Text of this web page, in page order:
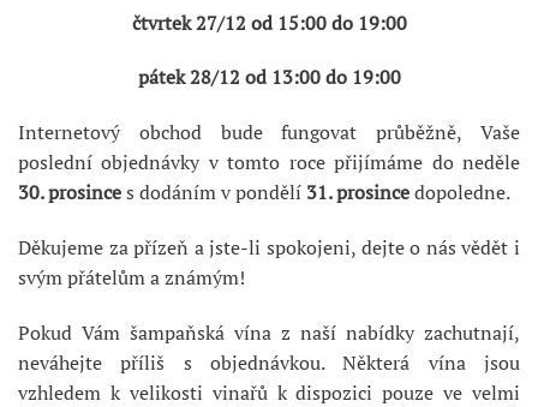
čtvrtek 27/12 od 15:00 do 19:00
pátek 28/12 od 13:00 do 19:00
Internetový obchod bude fungovat průběžně, Vaše
poslední objednávky v tomto roce přijímáme do neděle
30. prosinces dodáním v pondělí 31. prosincedopoledne.
Děkujeme za přízeň a jste-li spokojeni, dejte o nás vědět i
svým přátelům a známým!
Pokud Vám šampaňská vína z naší nabídky zachutnají,
neváhejte příliš s objednávkou. Některá vína jsou
vzhledem k velikosti vinařů k dispozici pouze ve velmi